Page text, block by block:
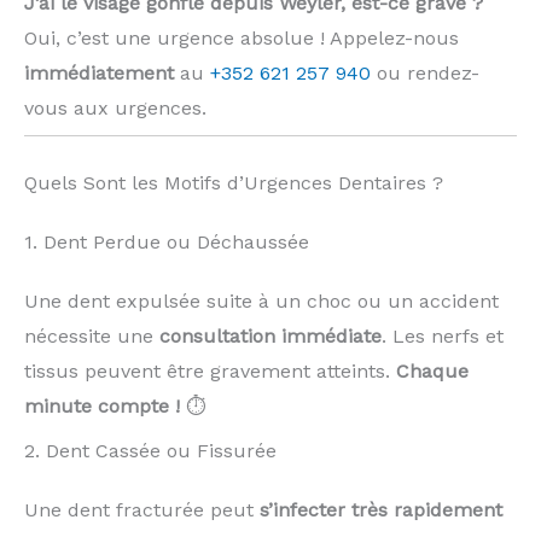
Oui, c’est une urgence absolue ! Appelez-nous
immédiatementau +352 621 257 940 ou rendez-
vous aux urgences.
Quels Sont les Motifs d’Urgences Dentaires ?
1. Dent Perdue ou Déchaussée
Une dent expulsée suite à un choc ou un accident
nécessite une consultation immédiate. Les nerfs et
tissus peuvent être gravement atteints. Chaque
minute compte ! ⏱️
2. Dent Cassée ou Fissurée
Une dent fracturée peut s’infecter très rapidement